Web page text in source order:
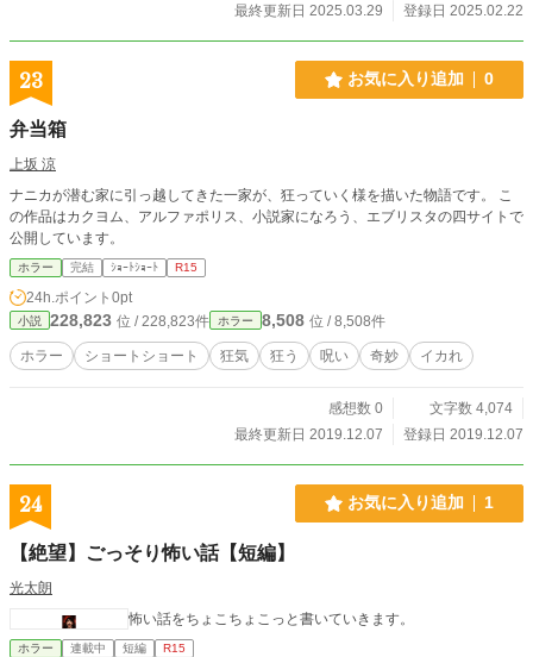
最終更新日 2025.03.29
登録日 2025.02.22
23 お気に入り追加 0
弁当箱
上坂 涼
ナニカが潜む家に引っ越してきた一家が、狂っていく様を描いた物語です。 こ
の作品はカクヨム、アルファポリス、小説家になろう、エブリスタの四サイトで
公開しています。
ホラー 完結 ｼｮｰﾄｼｮｰﾄ R15
24h.ポイント 0pt
小説 228,823 位 / 228,823件 ホラー 8,508 位 / 8,508件
ホラー ショートショート 狂気 狂う 呪い 奇妙 イカれ
感想数 0
文字数 4,074
最終更新日 2019.12.07
登録日 2019.12.07
24 お気に入り追加 1
【絶望】ごっそり怖い話【短編】
光太朗
怖い話をちょこちょこっと書いていきます。
ホラー 連載中 短編 R15